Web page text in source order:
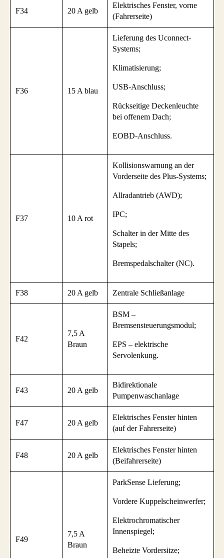
F34 20 A gelb
Elektrisches Fenster, vorne
(Fahrerseite)
F36 15 A blau
Lieferung des Uconnect-
Systems;
Klimatisierung;
USB-Anschluss;
Rückseitige Deckenleuchte
bei offenem Dach;
EOBD-Anschluss.
F37 10 A rot
Kollisionswarnung an der
Vorderseite des Plus-Systems;
Allradantrieb (AWD);
IPC;
Schalter in der Mitte des
Stapels;
Bremspedalschalter (NC).
F38 20 A gelb Zentrale Schließanlage
F42
7,5 A
Braun
BSM –
Bremsensteuerungsmodul;
EPS – elektrische
Servolenkung.
F43 20 A gelb
Bidirektionale
Pumpenwaschanlage
F47 20 A gelb
Elektrisches Fenster hinten
(auf der Fahrerseite)
F48 20 A gelb
Elektrisches Fenster hinten
(Beifahrerseite)
F49
7,5 A
Braun
ParkSense Lieferung;
Vordere Kuppelscheinwerfer;
Elektrochromatischer
Innenspiegel;
Beheizte Vordersitze;